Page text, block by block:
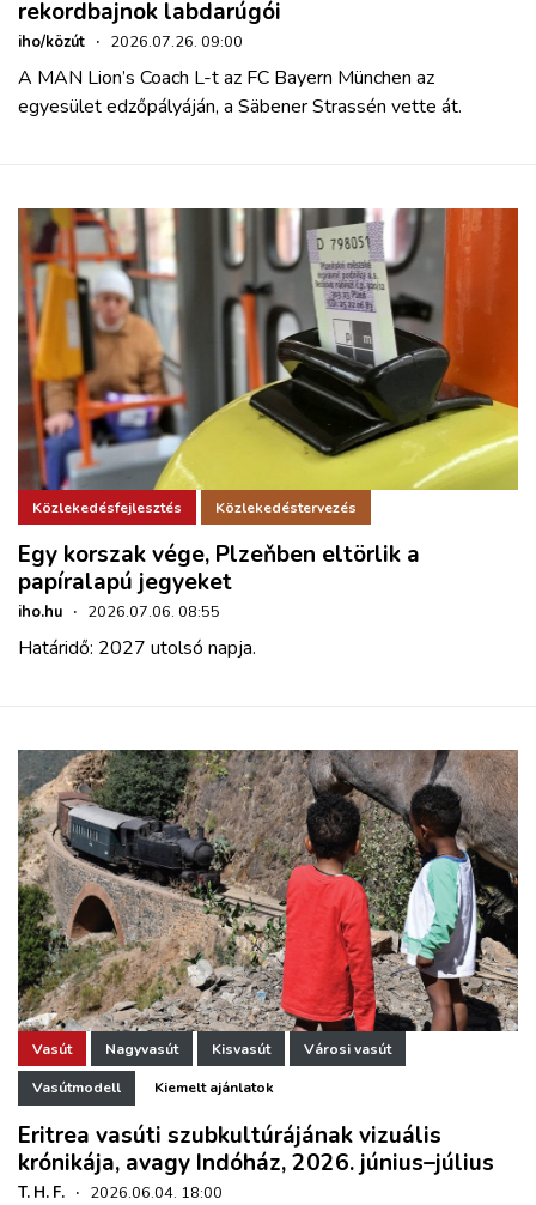
rekordbajnok labdarúgói
iho/közút · 2026.07.26. 09:00
A MAN Lion’s Coach L-t az FC Bayern München az
egyesület edzőpályáján, a Säbener Strassén vette át.
Közlekedésfejlesztés Közlekedéstervezés
Egy korszak vége, Plzeňben eltörlik a
papíralapú jegyeket
iho.hu · 2026.07.06. 08:55
Határidő: 2027 utolsó napja.
Vasút Nagyvasút Kisvasút Városi vasút
Vasútmodell Kiemelt ajánlatok
Eritrea vasúti szubkultúrájának vizuális
krónikája, avagy Indóház, 2026. június–július
T. H. F. · 2026.06.04. 18:00